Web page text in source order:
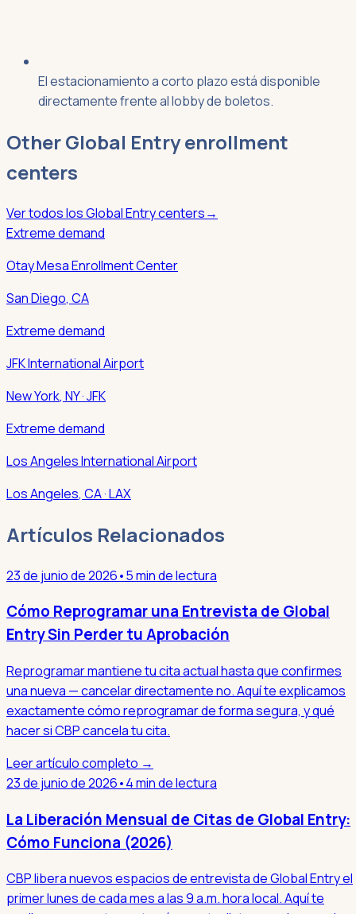
El estacionamiento a corto plazo está disponible
directamente frente al lobby de boletos.
OtherGlobal Entryenrollment
centers
Ver todos losGlobal Entrycenters→
Extreme demand
Otay Mesa Enrollment Center
San Diego, CA
Extreme demand
JFK International Airport
New York, NY· JFK
Extreme demand
Los Angeles International Airport
Los Angeles, CA· LAX
Artículos Relacionados
23 de junio de 2026•5 min de lectura
Cómo Reprogramar una Entrevista de Global
Entry Sin Perder tu Aprobación
Reprogramar mantiene tu cita actual hasta que confirmes
una nueva — cancelar directamente no. Aquí te explicamos
exactamente cómo reprogramar de forma segura, y qué
hacer si CBP cancela tu cita.
Leer artículo completo →
23 de junio de 2026•4 min de lectura
La Liberación Mensual de Citas de Global Entry:
Cómo Funciona (2026)
CBP libera nuevos espacios de entrevista de Global Entry el
primer lunes de cada mes a las 9 a.m. hora local. Aquí te